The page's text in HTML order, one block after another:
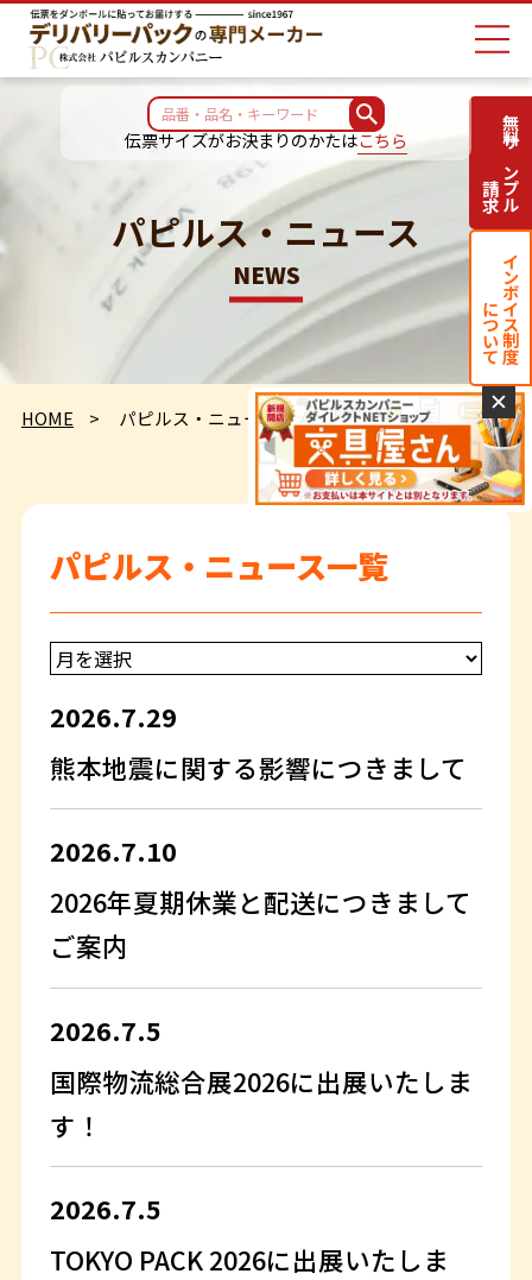
伝票サイズがお決まりのかたはこちら
パピルス・ニュース
NEWS
HOME パピルス・ニュース一覧[1/3]
パピルス・ニュース一覧
2026.7.29
熊本地震に関する影響につきまして
2026.7.10
2026年夏期休業と配送につきまして
ご案内
2026.7.5
国際物流総合展2026に出展いたしま
す！
2026.7.5
TOKYO PACK 2026に出展いたしま
無料サンプル
請求
インボイス制度
について
✕